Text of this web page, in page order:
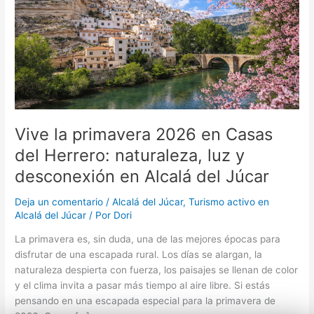
Vive la primavera 2026 en Casas
del Herrero: naturaleza, luz y
desconexión en Alcalá del Júcar
Deja un comentario /Alcalá del Júcar,Turismo activo en
Alcalá del Júcar / Por Dori
La primavera es, sin duda, una de las mejores épocas para
disfrutar de una escapada rural. Los días se alargan, la
naturaleza despierta con fuerza, los paisajes se llenan de color
y el clima invita a pasar más tiempo al aire libre. Si estás
pensando en una escapada especial para la primavera de
Casas
del
Herrero:
naturaleza,
luz
y
desconexión
en
Alcalá
del
Júcar